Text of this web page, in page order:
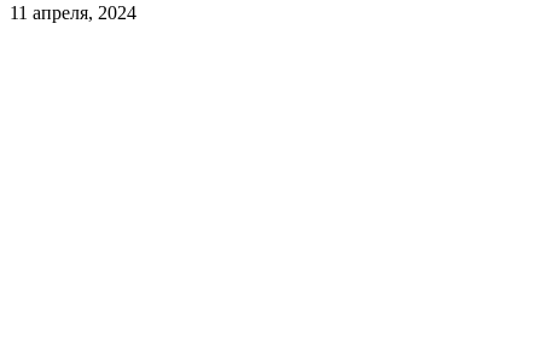
11 апреля, 2024